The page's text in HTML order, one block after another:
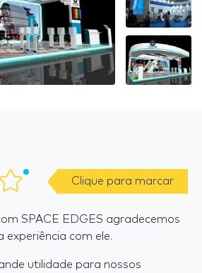
Clique para marcar
SPACE EDGES agradecemos
experiência com ele.
utilidade para nossos